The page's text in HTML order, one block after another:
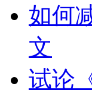
如何
文
试论